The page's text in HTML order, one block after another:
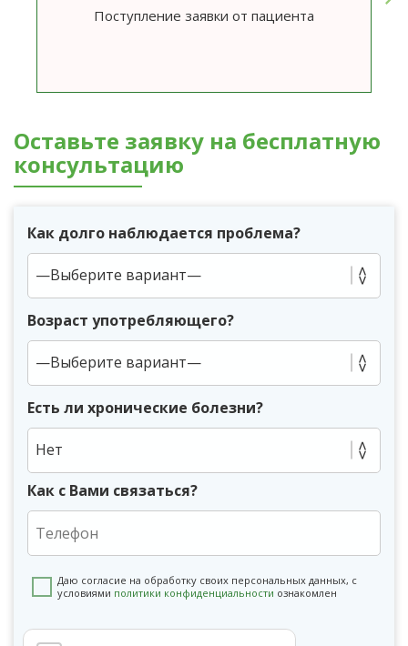
Поступление заявки от пациента
Оставьте заявку на бесплатную
консультацию
Как долго наблюдается проблема?
Возраст употребляющего?
Есть ли хронические болезни?
Нет
Как с Вами связаться?
Даю согласие на обработку своих персональных данных, с
условиями политики конфиденциальности ознакомлен